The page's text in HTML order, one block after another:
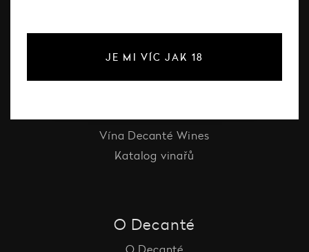
#dcntjelaska
Bílé víno
Vína Decanté Wines
Katalog vinařů
O Decanté
JE MI VÍC JAK 18